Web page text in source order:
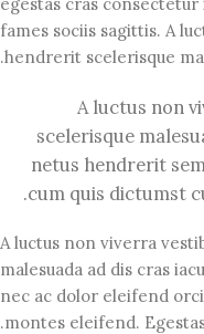
fames sociis sagittis. A
hendrerit scelerisque
A luctus non
scelerisque
netus hendrerit
cum quis dictumst
A luctus non viverra
malesuada ad dis cras
nec ac dolor eleifend
montes eleifend.